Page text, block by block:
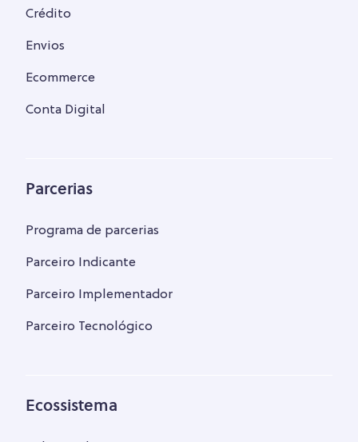
Crédito
Envios
Ecommerce
Conta Digital
Parcerias
Programa de parcerias
Parceiro Indicante
Parceiro Implementador
Parceiro Tecnológico
Ecossistema